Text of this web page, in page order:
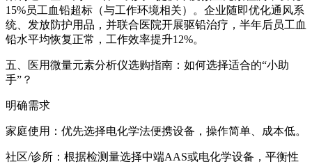
15%员工血铅超标（与工作环境相关）。企业随即优化通风系
统、发放防护用品，并联合医院开展驱铅治疗，半年后员工血
铅水平均恢复正常，工作效率提升12%。
五、医用微量元素分析仪选购指南：如何选择适合的“小助
手”？
明确需求
家庭使用：优先选择电化学法便携设备，操作简单、成本低。
社区/诊所：根据检测量选择中端AAS或电化学设备，平衡性